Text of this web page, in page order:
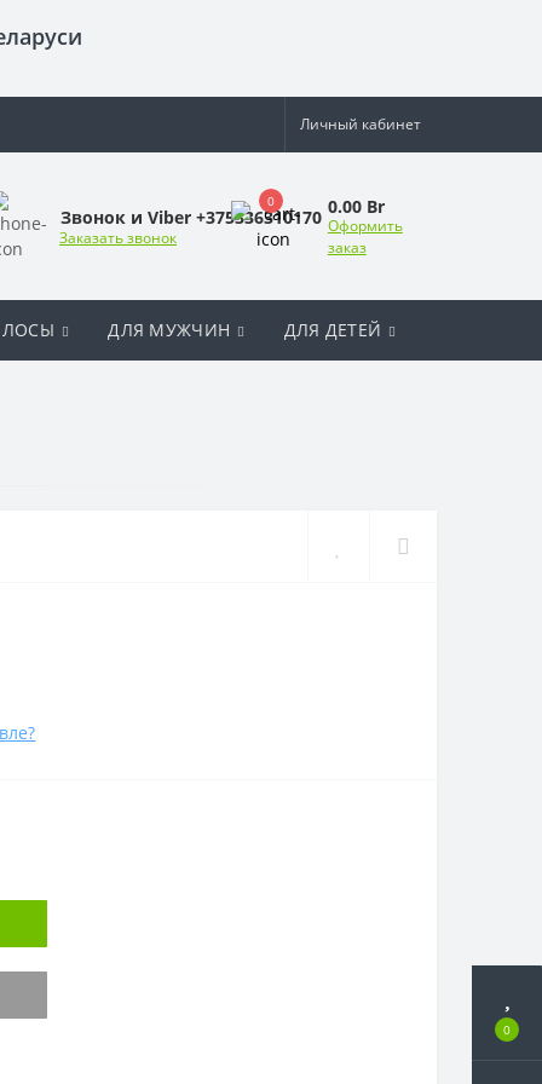
0
Личный кабинет
Звонок и Viber +375336310170
Заказать звонок
0 0.00 Br
Оформить
заказ
ДЛЯ МУЖЧИН ДЛЯ ДЕТЕЙ